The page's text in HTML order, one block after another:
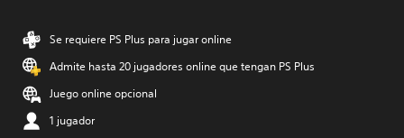
Se requiere PS Plus para jugar online
Admite hasta 20 jugadores online que tengan PS Plus
Juego online opcional
1 jugador